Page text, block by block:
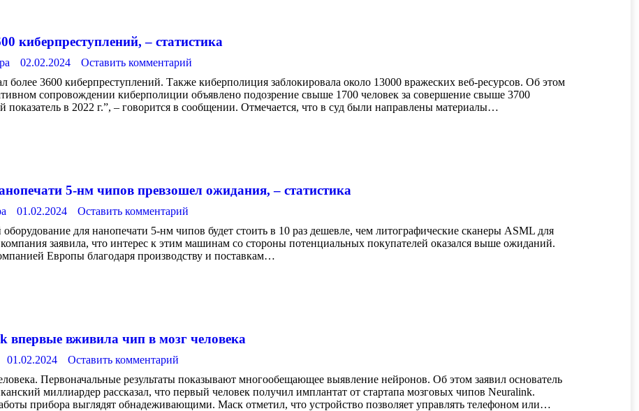
киберпреступлений, – статистика
02.02.2024
Оставить комментарий
более 3600 киберпреступлений. Также киберполиция заблокировала около 13000 вражеских веб-ресурсов. Об этом
сопровождении киберполиции объявлено подозрение свыше 1700 человек за совершение свыше 3700
в 2022 г.”, – говорится в сообщении. Отмечается, что в суд были направлены материалы…
5-нм чипов превзошел ожидания, – статистика
01.02.2024
Оставить комментарий
для нанопечати 5-нм чипов будет стоить в 10 раз дешевле, чем литографические сканеры ASML для
заявила, что интерес к этим машинам со стороны потенциальных покупателей оказался выше ожиданий.
Европы благодаря производству и поставкам…
вживила чип в мозг человека
01.02.2024
Оставить комментарий
Первоначальные результаты показывают многообещающее выявление нейронов. Об этом заявил основатель
миллиардер рассказал, что первый человек получил имплантат от стартапа мозговых чипов Neuralink.
прибора выглядят обнадеживающими. Маск отметил, что устройство позволяет управлять телефоном или…